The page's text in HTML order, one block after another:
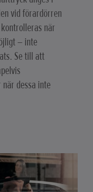
vid förardörren
när
– inte
Se till att
dessa inte